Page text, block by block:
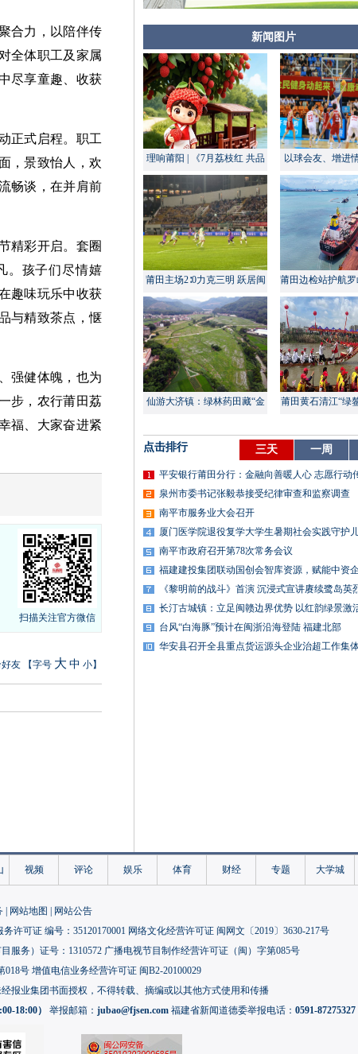
合力，以陪伴传
全体职工及家属
尽享童趣、收获
正式启程。职工
，景致怡人，欢
畅谈，在并肩前
精彩开启。套圈
。孩子们尽情嬉
趣味玩乐中收获
与精致茶点，惬
强健体魄，也为
步，农行莆田荔
福、大家奋进紧
扫描关注官方微信
友 【字号 大 中 小】
新闻图片
理响莆阳 | 《7月荔枝红 共品
莆田甜》
以球会友、增进
峡两岸大学生篮
幕
莆田主场2∶0力克三明 跃居闽
超积分榜第四
莆田边检站护航
中转量同比增
仙游大济镇：绿林药田藏“金
莆田黄石清江“绿
点击排行 三天 一周
平安银行莆田分行：金融向善暖人心 志愿行动
泉州市委书记张毅恭接受纪律审查和监察调查
南平市服务业大会召开
厦门医学院退役复学大学生暑期社会实践守护
南平市政府召开第78次常务会议
福建建投集团联动国创会智库资源，赋能中资
《黎明前的战斗》首演 沉浸式宣讲赓续鹭岛英
长汀古城镇：立足闽赣边界优势 以红韵绿景激
台风“白海豚”预计在闽浙沿海登陆 福建北部
华安县召开全县重点货运源头企业治超工作集
视频 评论 娱乐 体育 财经 专题 大学城
网站地图
网站公告
许可证 编号：35120170001 网络文化经营许可证 闽网文〔2019〕3630-217号
务）证号：1310572 广播电视节目制作经营许可证（闽）字第085号
号 增值电信业务经营许可证 闽B2-20100029
报业集团书面授权，不得转载、摘编或以其他方式使用和传播
18:00） 举报邮箱： jubao@fjsen.com 福建省新闻道德委举报电话： 0591-87275327